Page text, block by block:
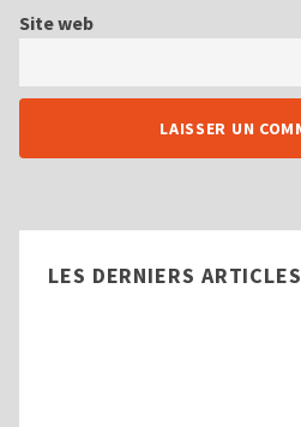
Site web
LES DERNIERS ARTICLES